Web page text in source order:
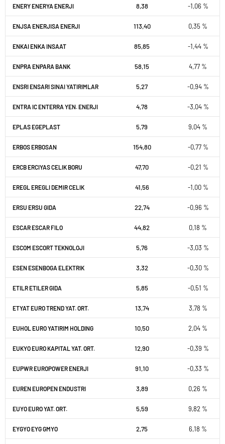
ENERY ENERYA ENERJI 8,38 -1,06 %
ENJSA ENERJISA ENERJI 113,40 0,35 %
ENKAI ENKA INSAAT 85,85 -1,44 %
ENPRA ENPARA BANK 58,15 4,77 %
ENSRI ENSARI SINAI YATIRIMLAR 5,27 -0,94 %
ENTRA IC ENTERRA YEN. ENERJI 4,78 -3,04 %
EPLAS EGEPLAST 5,79 9,04 %
ERBOS ERBOSAN 154,80 -0,77 %
ERCB ERCIYAS CELIK BORU 47,70 -0,21 %
EREGL EREGLI DEMIR CELIK 41,56 -1,00 %
ERSU ERSU GIDA 22,74 -0,96 %
ESCAR ESCAR FILO 44,82 0,18 %
ESCOM ESCORT TEKNOLOJI 5,76 -3,03 %
ESEN ESENBOGA ELEKTRIK 3,32 -0,30 %
ETILR ETILER GIDA 5,85 -0,51 %
ETYAT EURO TREND YAT. ORT. 13,74 3,78 %
EUHOL EURO YATIRIM HOLDING 10,50 2,04 %
EUKYO EURO KAPITAL YAT. ORT. 12,90 -0,39 %
EUPWR EUROPOWER ENERJI 91,10 -0,33 %
EUREN EUROPEN ENDUSTRI 3,89 0,26 %
EUYO EURO YAT. ORT. 5,59 9,82 %
EYGYO EYG GMYO 2,75 6,18 %